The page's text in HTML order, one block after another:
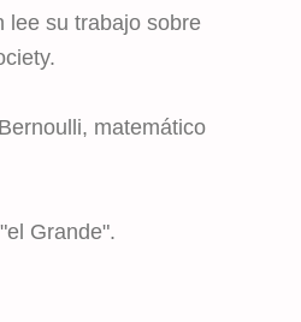
lee su trabajo sobre
matemático
Grande".